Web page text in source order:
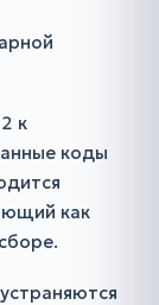
к
коды
как